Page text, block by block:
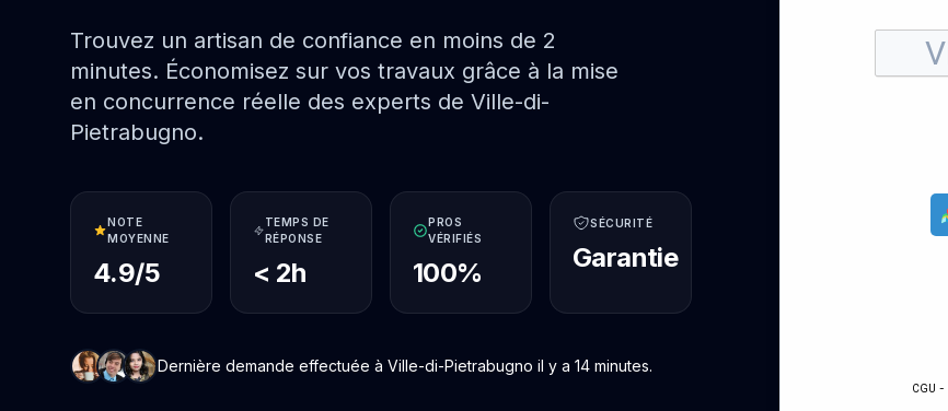
Trouvez un artisan de confiance en moins de 2
minutes. Économisez sur vos travaux grâce à la mise
en concurrence réelle des experts de Ville-di-
Pietrabugno.
NOTE
MOYENNE
4.9/5
TEMPS DE
RÉPONSE
< 2h
PROS
VÉRIFIÉS
100%
SÉCURITÉ
Garantie
Dernière demande effectuée à Ville-di-Pietrabugno il y a 14 minutes.
CGU -